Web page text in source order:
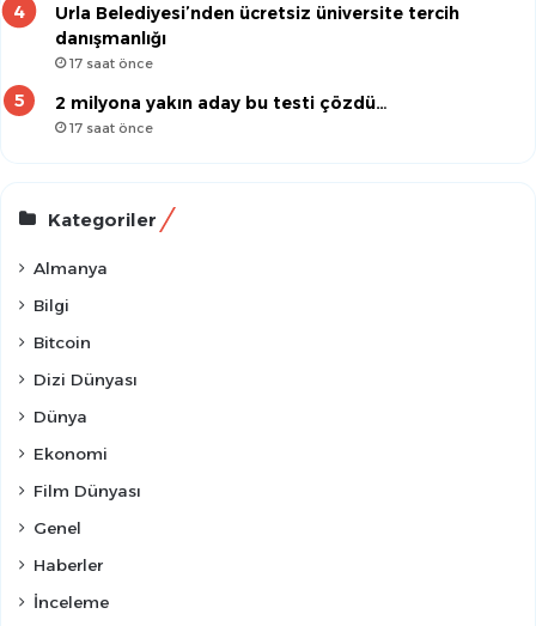
Urla Belediyesi’nden ücretsiz üniversite tercih
danışmanlığı
17 saat önce
2 milyona yakın aday bu testi çözdü…
17 saat önce
Kategoriler
Almanya
Bilgi
Bitcoin
Dizi Dünyası
Dünya
Ekonomi
Film Dünyası
Genel
Haberler
İnceleme